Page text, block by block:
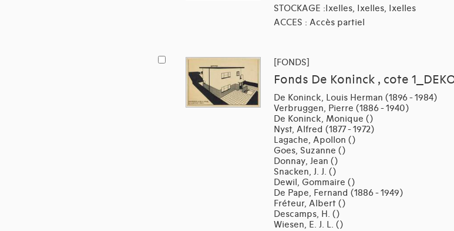
STOCKAGE :Ixelles, Ixelles, Ixelles
ACCES : Accès partiel
[FONDS]
Fonds De Koninck , cote
De Koninck, Louis Herman (1896 - 1984)
Verbruggen, Pierre (1886 - 1940)
De Koninck, Monique ()
Nyst, Alfred (1877 - 1972)
Lagache, Apollon ()
Goes, Suzanne ()
Donnay, Jean ()
Snacken, J. J. ()
Dewil, Gommaire ()
De Pape, Fernand (1886 - 1949)
Fréteur, Albert ()
Descamps, H. ()
Wiesen, E. J. L. ()